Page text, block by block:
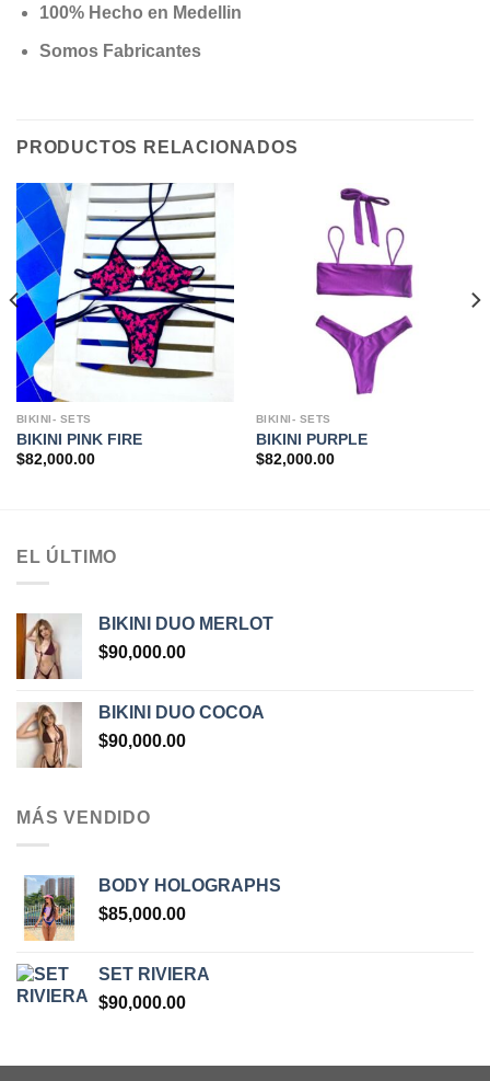
100% Hecho en Medellin
Somos Fabricantes
PRODUCTOS RELACIONADOS
BIKINI- SETS
BIKINI PINK FIRE
$82,000.00
BIKINI- SETS
BIKINI PURPLE
$82,000.00
EL ÚLTIMO
BIKINI DUO MERLOT
$90,000.00
BIKINI DUO COCOA
$90,000.00
MÁS VENDIDO
BODY HOLOGRAPHS
$85,000.00
SET RIVIERA
$90,000.00